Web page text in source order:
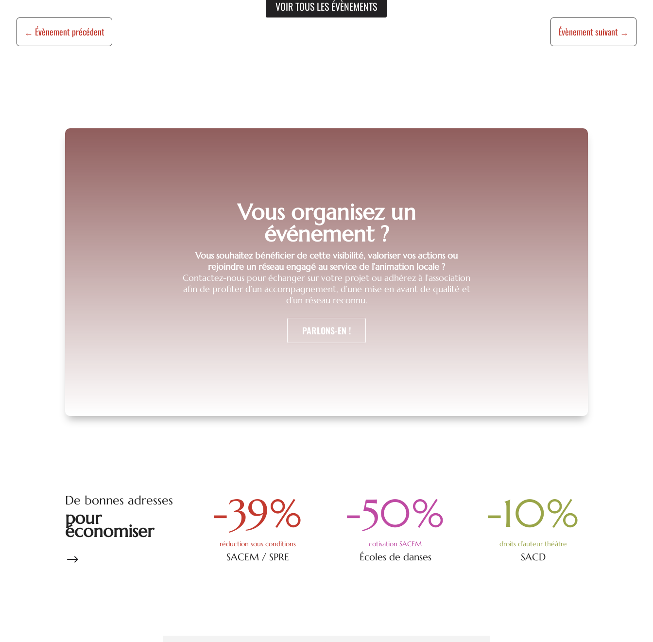
VOIR TOUS LES ÉVÈNEMENTS
← Évènement précédent Évènement suivant →
Vous organisez un
événement ?
Vous souhaitez bénéficier de cette visibilité, valoriser vos actions ou
rejoindre un réseau engagé au service de l’animation locale ?
Contactez-nous pour échanger sur votre projet ou adhérez à l’association
afin de profiter d’un accompagnement, d’une mise en avant de qualité et
d’un réseau reconnu.
PARLONS-EN !
De bonnes adresses
pour
économiser
$
-39%
réduction sous conditions
SACEM / SPRE
-50%
cotisation SACEM
Écoles de danses
-10%
droits d’auteur théâtre
SACD